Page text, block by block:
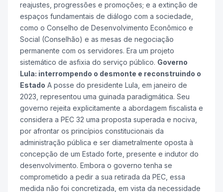
reajustes, progressões e promoções; e a extinção de
espaços fundamentais de diálogo com a sociedade,
como o Conselho de Desenvolvimento Econômico e
Social (Conselhão) e as mesas de negociação
permanente com os servidores. Era um projeto
sistemático de asfixia do serviço público. Governo
Lula: interrompendo o desmonte e reconstruindo o
Estado A posse do presidente Lula, em janeiro de
2023, representou uma guinada paradigmática. Seu
governo rejeita explicitamente a abordagem fiscalista e
considera a PEC 32 uma proposta superada e nociva,
por afrontar os princípios constitucionais da
administração pública e ser diametralmente oposta à
concepção de um Estado forte, presente e indutor do
desenvolvimento. Embora o governo tenha se
comprometido a pedir a sua retirada da PEC, essa
medida não foi concretizada, em vista da necessidade